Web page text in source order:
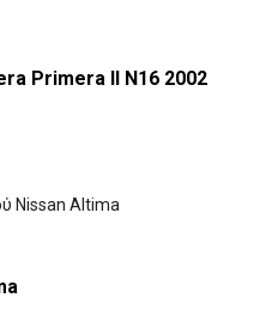
Primera II N16 2002